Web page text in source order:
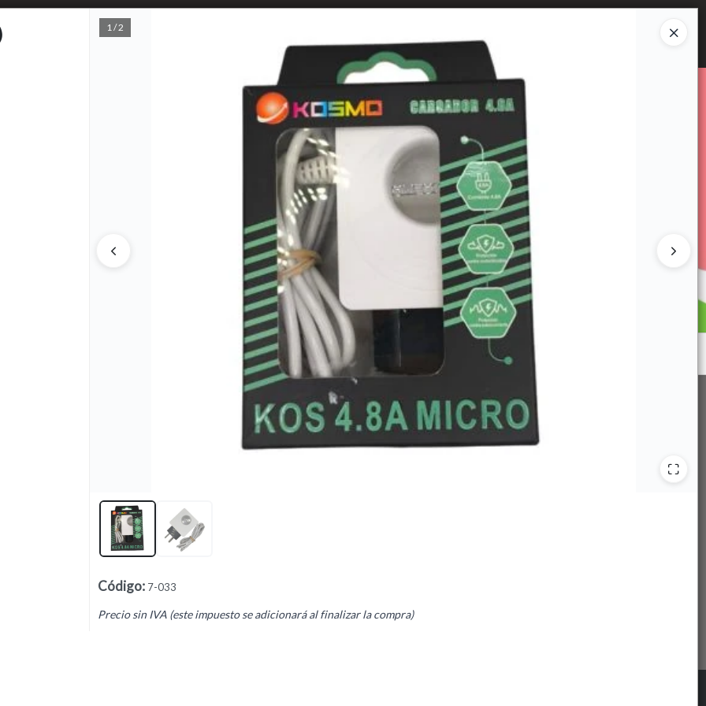
1 / 2
Código: 7-033
Precio sin IVA (este impuesto se adicionará al finalizar la compra)
PUNTOS DE VENTA CÓMO COMPRAR